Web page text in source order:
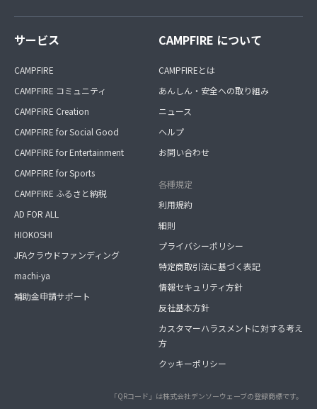
サービス
CAMPFIRE
CAMPFIRE コミュニティ
CAMPFIRE Creation
CAMPFIRE for Social Good
CAMPFIRE for Entertainment
CAMPFIRE for Sports
CAMPFIRE ふるさと納税
AD FOR ALL
HIOKOSHI
JFAクラウドファンディング
machi-ya
補助金申請サポート
CAMPFIRE について
CAMPFIREとは
あんしん・安全への取り組み
ニュース
ヘルプ
お問い合わせ
各種規定
利用規約
細則
プライバシーポリシー
特定商取引法に基づく表記
情報セキュリティ方針
反社基本方針
カスタマーハラスメントに対する考え
方
クッキーポリシー
「QRコード」は株式会社デンソーウェーブの登録商標です。